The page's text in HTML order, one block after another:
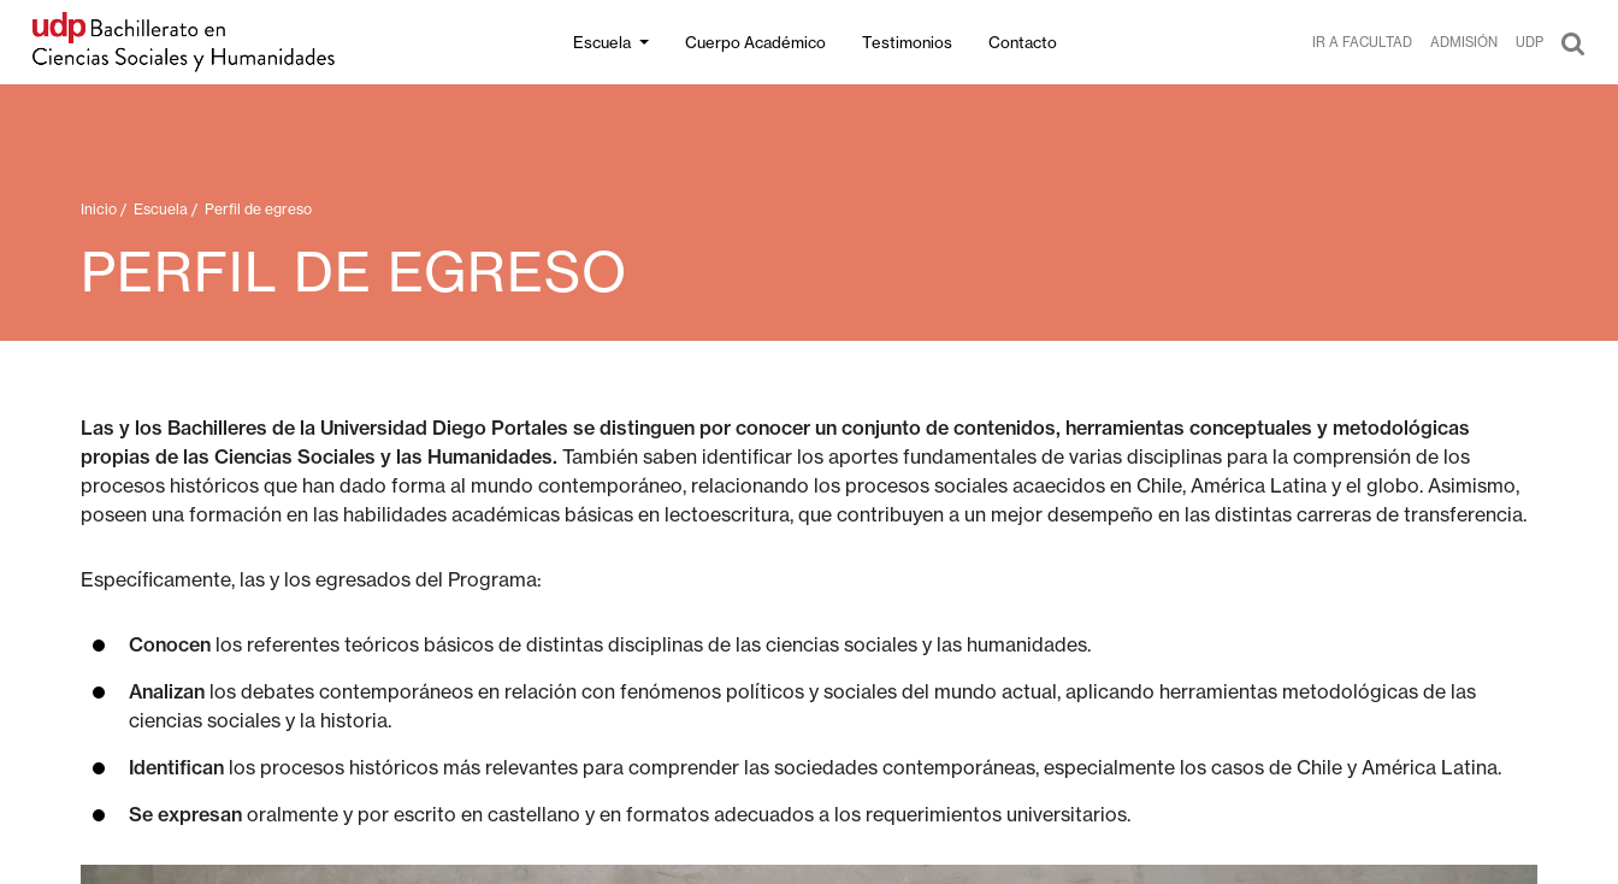
Escuela Cuerpo Académico Testimonios Contacto IR A FACULTAD ADMISIÓN UDP
Inicio / Escuela / Perfil de egreso
PERFIL DE EGRESO
Las y los Bachilleres de la Universidad Diego Portales se distinguen por conocer un conjunto de contenidos, herramientas conceptuales y metodológicas
propias de las Ciencias Sociales y las Humanidades. También saben identificar los aportes fundamentales de varias disciplinas para la comprensión de los
procesos históricos que han dado forma al mundo contemporáneo, relacionando los procesos sociales acaecidos en Chile, América Latina y el globo. Asimismo,
poseen una formación en las habilidades académicas básicas en lectoescritura, que contribuyen a un mejor desempeño en las distintas carreras de transferencia.
Específicamente, las y los egresados del Programa:
Conocen los referentes teóricos básicos de distintas disciplinas de las ciencias sociales y las humanidades.
Analizan los debates contemporáneos en relación con fenómenos políticos y sociales del mundo actual, aplicando herramientas metodológicas de las
ciencias sociales y la historia.
Identifican los procesos históricos más relevantes para comprender las sociedades contemporáneas, especialmente los casos de Chile y América Latina.
Se expresan oralmente y por escrito en castellano y en formatos adecuados a los requerimientos universitarios.